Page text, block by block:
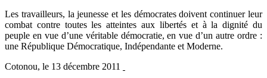
Les travailleurs, la jeunesse et les démocrates doivent continuer leur
combat contre toutes les atteintes aux libertés et à la dignité du
peuple en vue d’une véritable démocratie, en vue d’un autre ordre :
une République Démocratique, Indépendante et Moderne.
Cotonou, le 13 décembre 2011